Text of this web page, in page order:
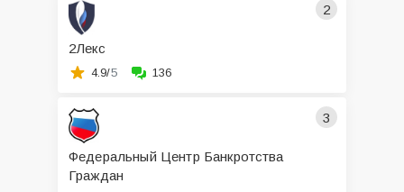
2
2Лекс
4.9/5 136
3
Федеральный Центр Банкротства
Граждан